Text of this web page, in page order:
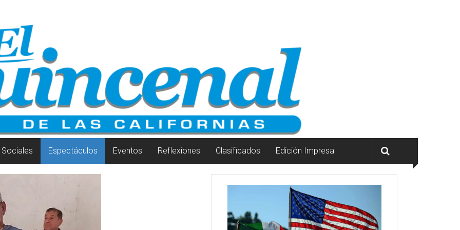
Sociales Espectáculos Eventos Reflexiones Clasificados Edición Impresa